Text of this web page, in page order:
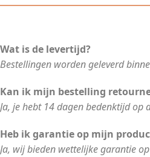
Wat is de levertijd?
Bestellingen worden geleverd
Kan ik mijn bestelling
Ja, je hebt 14 dagen bedenktijd op
Heb ik garantie op mijn
Ja, wij bieden wettelijke garantie